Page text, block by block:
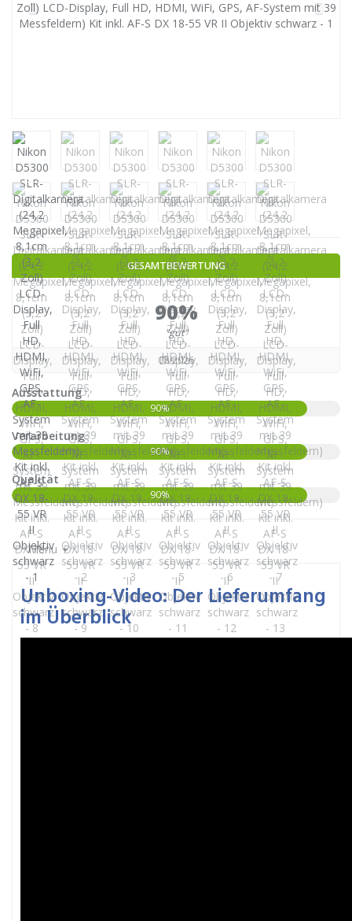
GESAMTBEWERTUNG
90%
"gut"
08/2026
Ausstattung
90%
Verarbeitung
90%
Qualität
90%
Menu
Unboxing-Video: Der Lieferumfang
im Überblick